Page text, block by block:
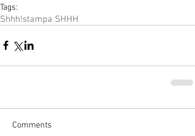
Tags:
Shhh!stampa SHHH
Comments